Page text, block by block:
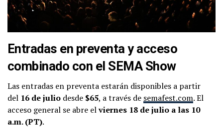
Entradas en preventa y acceso
combinado con el SEMA Show
Las entradas en preventa estarán disponibles a partir
del 16 de julio desde $65, a través de semafest.com. El
acceso general se abre elviernes 18 de julio a las 10
a.m. (PT).